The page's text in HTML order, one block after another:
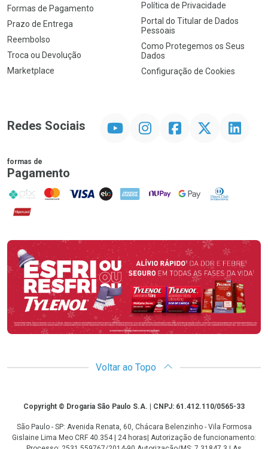
Formas de Pagamento
Prazo de Entrega
Reembolso
Troca ou Devolução
Marketplace
Política de Privacidade
Portal do Titular de Dados
Pessoais
Como Protegemos os Seus
Dados
Configuração de Cookies
Redes Sociais InstagramFacebookTwitter Linkedin
formas de
Pagamento
PIX MasterCard
VISA ELO AMEX NuPay Google PayDiners Club
Hipercard
Promoção em Destaque
Voltar ao Topo
CopyrightCopyright © Drogaria São Paulo S.A. | CNPJ: 61.412.110/0565-33
São Paulo - SP: Avenida Renata, 60, Chácara Belenzinho - Vila Formosa
Gislaine Lima Meo CRF 40.354 | 24 horas| Autorização de funcionamento: